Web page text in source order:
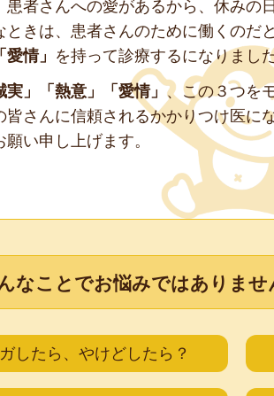
患者さんへの愛があるから、休みの
ときは、患者さんのために働くのだ
「愛情」 を持って診療するになりまし
実」「熱意」「愛情」、この３つを
皆さんに信頼されるかかりつけ医に
願い申し上げます。
なことでお悩みではありませ
したら、やけどしたら？